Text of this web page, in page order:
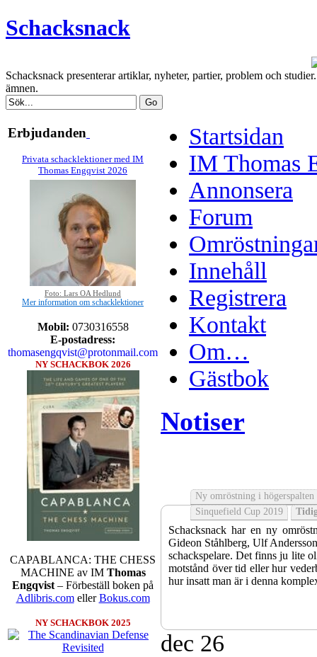
Schacksnack
Schacksnack presenterar artiklar, nyheter, partier, problem och
ämnen.
Erbjudanden
Privata schacklektioner med IM
Thomas Engqvist 2026
Foto: Lars OA Hedlund
Mer information om schacklektioner
Mobil: 0730316558
E-postadress:
thomasengqvist@protonmail.com
NY SCHACKBOK 2026
CAPABLANCA: THE CHESS
MACHINE av IM Thomas
Engqvist – Förbeställ boken på
Adlibris.comellerBokus.com
NY SCHACKBOK 2025
Startsidan
IM Thomas
Annonsera
Forum
Innehåll
Registrera
Kontakt
Om…
Gästbok
Notiser
Ny omröstning i högerspalten
Sinquefield Cup 2019
Schacksnack har en ny
Gideon Ståhlberg, Ulf
schackspelare. Det finns ju lite
motstånd över tid eller hur
hur insatt man är i denna
dec 26